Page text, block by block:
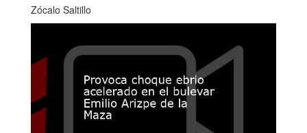
Zócalo Saltillo